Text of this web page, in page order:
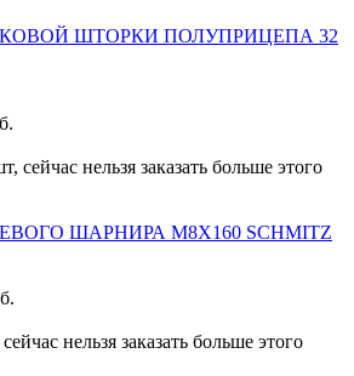
ШТОРКИ ПОЛУПРИЦЕПА 32
сейчас нельзя заказать больше этого
ШАРНИРА М8Х160 SCHMITZ
нельзя заказать больше этого